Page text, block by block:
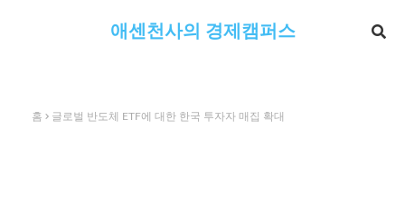
애센천사의 경제캠퍼스
홈 글로벌 반도체 ETF에 대한 한국 투자자 매집 확대